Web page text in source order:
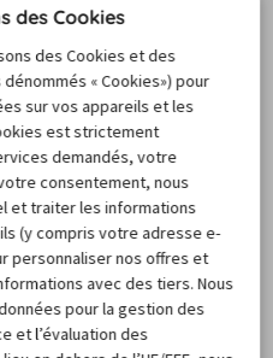
minimum des recherches des
varier pour les nouvelles de
des Cookies
des Cookies et des
« Cookies») pour
sur vos appareils et les
est strictement
demandés, votre
consentement, nous
et traiter les informations
(y compris votre adresse e-
personnaliser nos offres et
avec des tiers. Nous
pour la gestion des
et l’évaluation des